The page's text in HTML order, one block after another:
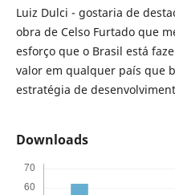
Luiz Dulci - gostaria de
obra de Celso Furtado que
esforço que o Brasil está
valor em qualquer país que
estratégia de
Downloads